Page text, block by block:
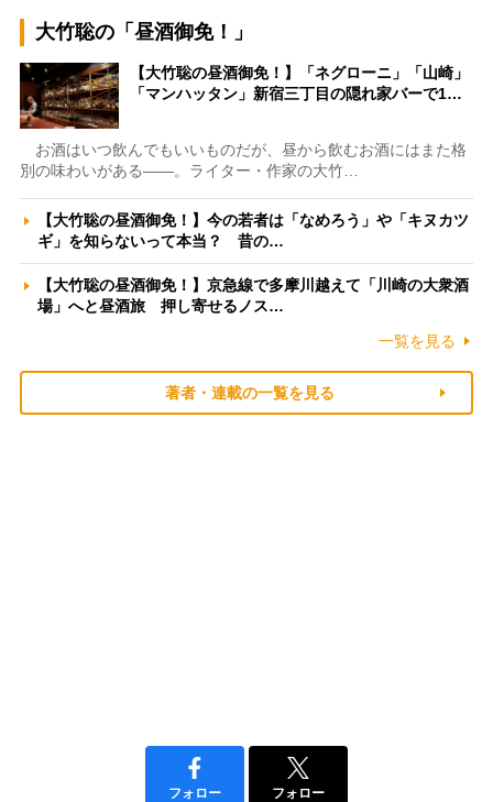
大竹聡の「昼酒御免！」
【大竹聡の昼酒御免！】「ネグローニ」「山崎」
「マンハッタン」新宿三丁目の隠れ家バーで1…
お酒はいつ飲んでもいいものだが、昼から飲むお酒にはまた格
別の味わいがある――。ライター・作家の大竹…
【大竹聡の昼酒御免！】今の若者は「なめろう」や「キヌカツ
ギ」を知らないって本当？ 昔の…
【大竹聡の昼酒御免！】京急線で多摩川越えて「川崎の大衆酒
場」へと昼酒旅 押し寄せるノス…
一覧を見る
著者・連載の一覧を見る
フォロー フォロー